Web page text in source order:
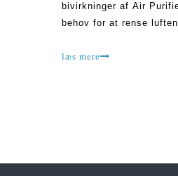
bivirkninger af Air
behov for at rense
læs mere